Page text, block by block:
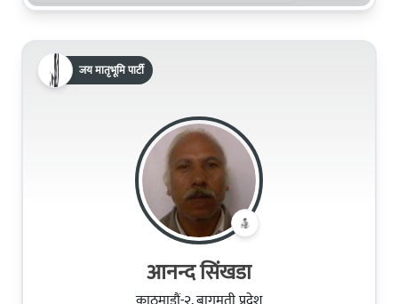
जय मातृभूमि पार्टी
आनन्द सिंखडा